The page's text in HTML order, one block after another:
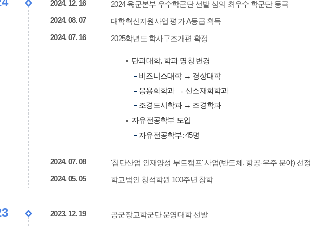
2024. 12. 16
2024 육군본부 우수학군단 선발 심의 최우수 학군단 등극
2024. 08. 07
대학혁신지원사업 평가 A등급 획득
2024. 07. 16
2025학년도 학사구조개편 확정
단과대학, 학과 명칭 변경
비즈니스대학 → 경상대학
응용화학과 → 신소재화학과
조경도시학과 → 조경학과
자유전공학부 도입
자유전공학부: 45명
2024. 07. 08
'첨단산업 인재양성 부트캠프' 사업(반도체, 항공-우주 분야) 선정
2024. 05. 05
학교법인 청석학원 100주년 창학
2023. 12. 19
공군장교학군단 운영대학 선발